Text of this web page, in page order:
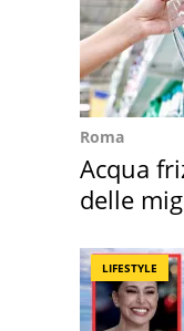
Roma
Acqua
delle
LIFESTYLE